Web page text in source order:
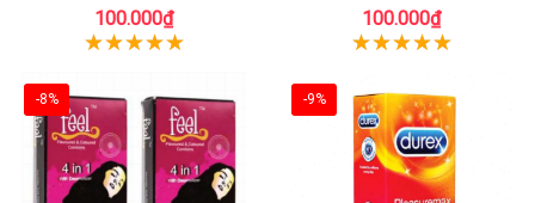
tuyệt đối
100.000₫
quan hệ thoải mái
100.000₫
-8% -9%